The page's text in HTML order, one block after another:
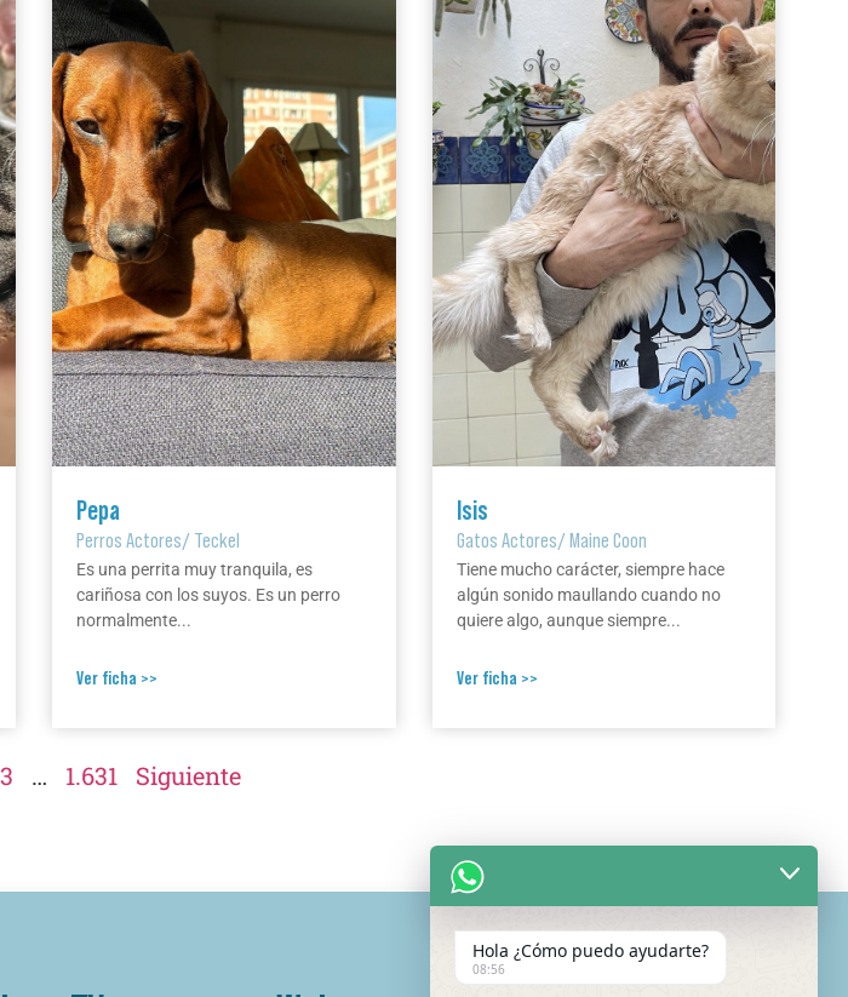
Pepa
Perros Actores/ Teckel
Es una perrita muy tranquila, es
cariñosa con los suyos. Es un perro
normalmente...
Ver ficha >>
Isis
Gatos Actores/Maine Coon
Tiene mucho carácter, siempre hace
algún sonido maullando cuando no
quiere algo, aunque siempre...
Ver ficha >>
3 … 1.631 Siguiente
Hola ¿Cómo puedo ayudarte?
08:56